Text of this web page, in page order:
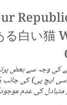
کی وجہ سے بعض
(سی ایچ پی) کی
کی عدم